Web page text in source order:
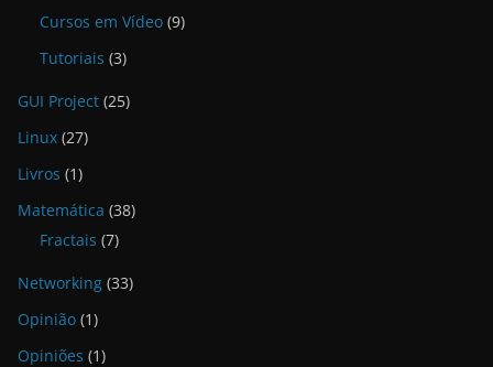
Cursos em Vídeo (9)
Tutoriais (3)
GUI Project (25)
Linux (27)
Livros (1)
Matemática (38)
Fractais (7)
Networking (33)
Opinião (1)
Opiniões (1)